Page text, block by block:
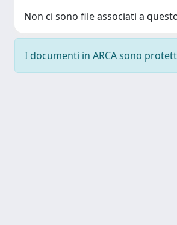
Non ci sono file associati a
I documenti in ARCA sono